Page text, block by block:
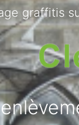
graffitis